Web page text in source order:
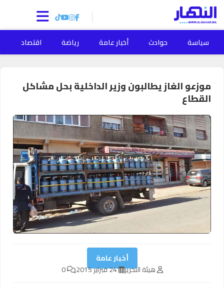
سياسة حوادث أخبار عامة رياضة اقتصاد
موزعو الغاز يطالبون وزير الداخلية بحل مشاكل
القطاع
أخبار عامة
هيئة التحرير 24 فبراير 2015 0